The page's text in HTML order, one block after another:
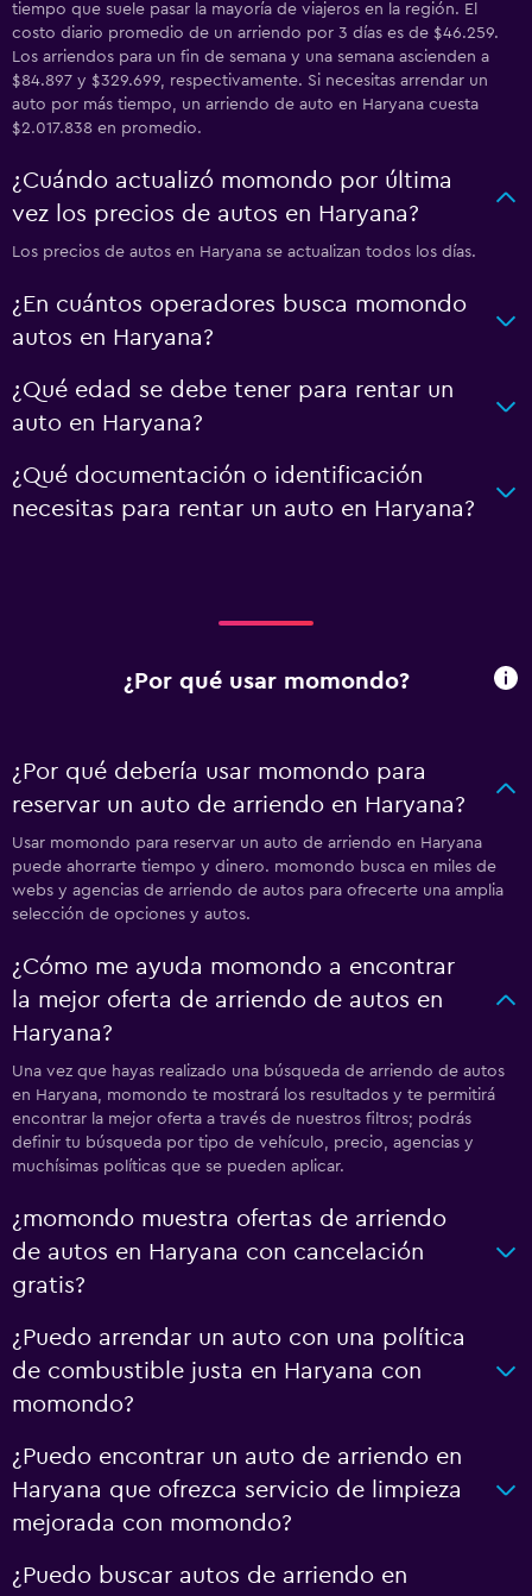
tiempo que suele pasar la mayoría de viajeros en la región. El
costo diario promedio de un arriendo por 3 días es de $46.259.
Los arriendos para un fin de semana y una semana ascienden a
$84.897 y $329.699, respectivamente. Si necesitas arrendar un
auto por más tiempo, un arriendo de auto en Haryana cuesta
$2.017.838 en promedio.
¿Cuándo actualizó momondo por última
vez los precios de autos en Haryana?
Los precios de autos en Haryana se actualizan todos los días.
¿En cuántos operadores busca momondo
autos en Haryana?
¿Qué edad se debe tener para rentar un
auto en Haryana?
¿Qué documentación o identificación
necesitas para rentar un auto en Haryana?
¿Por qué usar momondo?
¿Por qué debería usar momondo para
reservar un auto de arriendo en Haryana?
Usar momondo para reservar un auto de arriendo en Haryana
puede ahorrarte tiempo y dinero. momondo busca en miles de
webs y agencias de arriendo de autos para ofrecerte una amplia
selección de opciones y autos.
¿Cómo me ayuda momondo a encontrar
la mejor oferta de arriendo de autos en
Haryana?
Una vez que hayas realizado una búsqueda de arriendo de autos
en Haryana, momondo te mostrará los resultados y te permitirá
encontrar la mejor oferta a través de nuestros filtros; podrás
definir tu búsqueda por tipo de vehículo, precio, agencias y
muchísimas políticas que se pueden aplicar.
¿momondo muestra ofertas de arriendo
de autos en Haryana con cancelación
gratis?
¿Puedo arrendar un auto con una política
de combustible justa en Haryana con
momondo?
¿Puedo encontrar un auto de arriendo en
Haryana que ofrezca servicio de limpieza
mejorada con momondo?
¿Puedo buscar autos de arriendo en